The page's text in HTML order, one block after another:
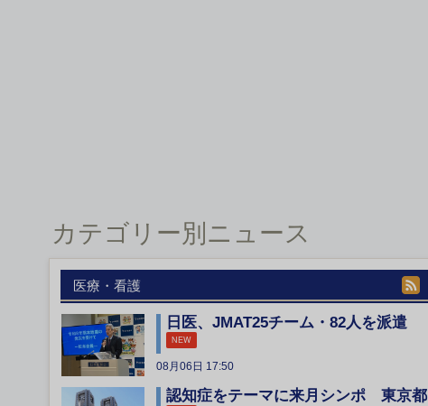
カテゴリー別ニュース
医療・看護
日医、JMAT25チーム・82人を派遣
NEW
08月06日 17:50
認知症をテーマに来月シンポ 東京都